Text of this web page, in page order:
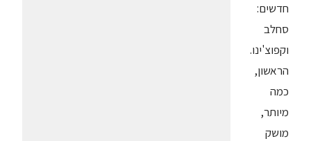
חדשים:
סחלב
וקפוצ'ינו.
הראשון,
כמה
מיותר,
מושק